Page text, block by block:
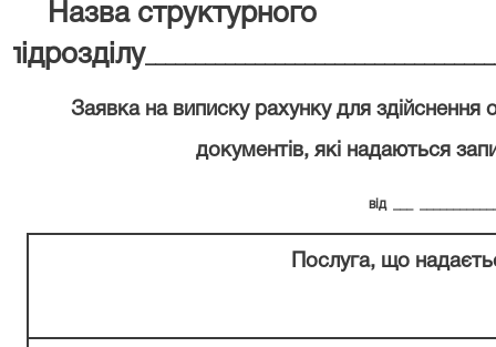
Назва структурного
підрозділу
Заявка на виписку рахунку для здійснення
документів, які надаються
від
Послуга, що